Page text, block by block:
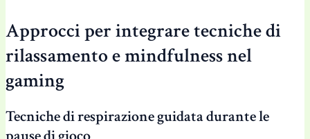
Approcci per integrare tecniche di
rilassamento e mindfulness nel
gaming
Tecniche di respirazione guidata durante le